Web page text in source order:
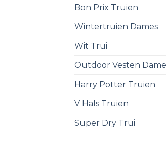
Bon Prix Truien
Wintertruien Dames
Wit Trui
Outdoor Vesten
Harry Potter Truien
V Hals Truien
Super Dry Trui